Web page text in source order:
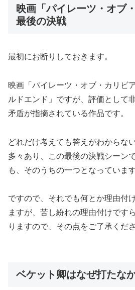
映画「パイレーツ・オブ
最後の決戦
最初にお断りしておきます。
映画「パイレーツ・オブ・カリビ
ルドエンド」ですが、評価として
矛盾が指摘されている作品です。
どれだけ考えても答えがわからな
多々あり、この最後の決戦シーン
も、そのうちの一つとなっています
ですので、それでも何とか理由付
ますが、苦し紛れの理由付けです
りますので、その点をご了承くださ
ベケット卿はなぜ打たな